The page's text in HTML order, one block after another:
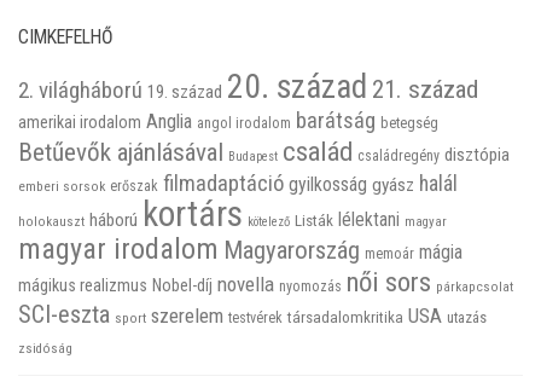
CIMKEFELHŐ
2. világháború 19. század 20. század 21. század
amerikai irodalom Anglia angol irodalom barátság betegség
Betűevők ajánlásával Budapest család családregény disztópia
emberi sorsok erőszak filmadaptáció gyilkosság gyász halál
holokauszt háború kortárs kötelező Listák lélektani magyar
magyar irodalom Magyarország memoár mágia
mágikus realizmus Nobel-díj novella nyomozás női sors párkapcsolat
SCI-eszta sport szerelem testvérek társadalomkritika USA utazás
zsidóság